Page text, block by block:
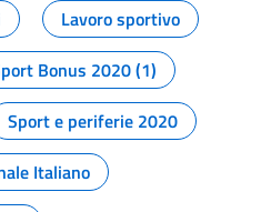
Lavoro sportivo
Bonus 2020 (1)
Sport e periferie 2020
Italiano